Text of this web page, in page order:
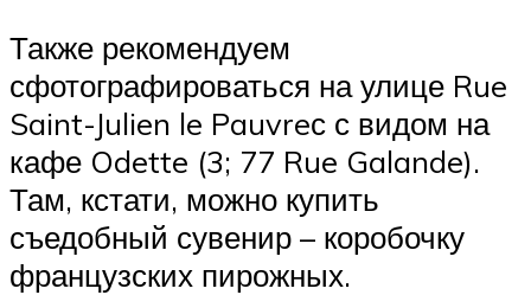
Также рекомендуем
сфотографироваться на улице Rue
Saint-Julien le Pauvreс с видом на
кафе Odette (3; 77 Rue Galande).
Там, кстати, можно купить
съедобный сувенир – коробочку
французских пирожных.